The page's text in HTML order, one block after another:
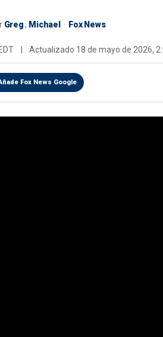
Greg, Michael Fox News
Actualizado 18 de mayo de 2026,
Fox News Google